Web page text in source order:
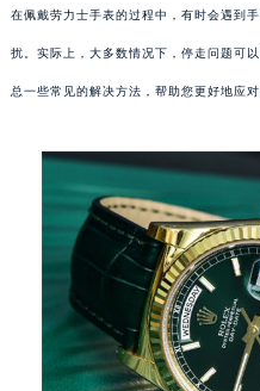
在佩戴劳力士手表的过程中，有时会遇到
扰。实际上，大多数情况下，停走问题可
总一些常见的解决方法，帮助您更好地应对